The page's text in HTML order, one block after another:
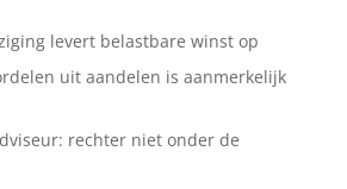
levert belastbare winst op
uit aandelen is aanmerkelijk
rechter niet onder de